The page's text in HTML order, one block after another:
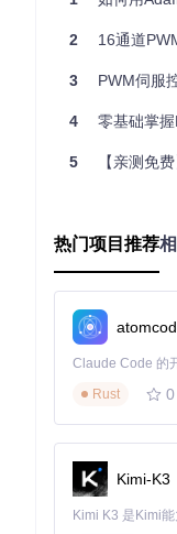
角度到脉冲宽度
// 角度到脉冲宽
return map
📊 跨领域应
工业自动化：智
在工业自动化领
搬运。
系统架构
主控制器：
视觉模块：
2 16通道
3 PWM伺服
4 零基础掌
5 【亲测免费
热门项目推荐
Rust
0
Kimi-K3